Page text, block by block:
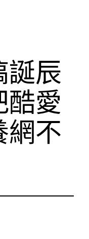
誕辰
酷愛
網不